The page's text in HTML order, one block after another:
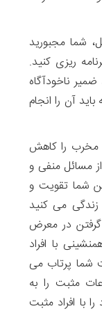
شما مجبورید
ریزی کنید.
ناخودآگاه
آن را انجام
را کاهش
مسائل منفی و
شما تقویت و
می کنید
گرفتن در معرض
با افراد
شما پرتاب می
مثبت را به
افراد مثبت